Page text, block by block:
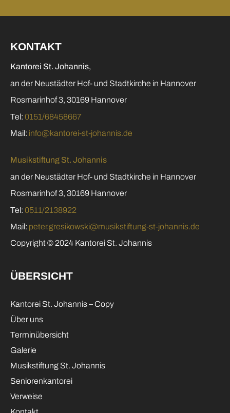
KONTAKT
Kantorei St. Johannis,
an der Neustädter Hof- und Stadtkirche in Hannover
Rosmarinhof 3, 30169 Hannover
Tel: 0151/68458667
Mail: info@kantorei-st-johannis.de
Musikstiftung St. Johannis
an der Neustädter Hof- und Stadtkirche in Hannover
Rosmarinhof 3, 30169 Hannover
Tel: 0511/2138922
Mail: peter.gresikowski@musikstiftung-st-johannis.de
Copyright © 2024 Kantorei St. Johannis
ÜBERSICHT
Kantorei St. Johannis – Copy
Über uns
Terminübersicht
Galerie
Musikstiftung St. Johannis
Seniorenkantorei
Verweise